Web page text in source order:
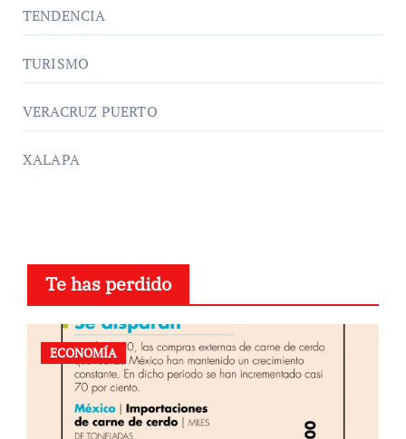
TENDENCIA
TURISMO
VERACRUZ PUERTO
XALAPA
Te has perdido
ECONOMÍA